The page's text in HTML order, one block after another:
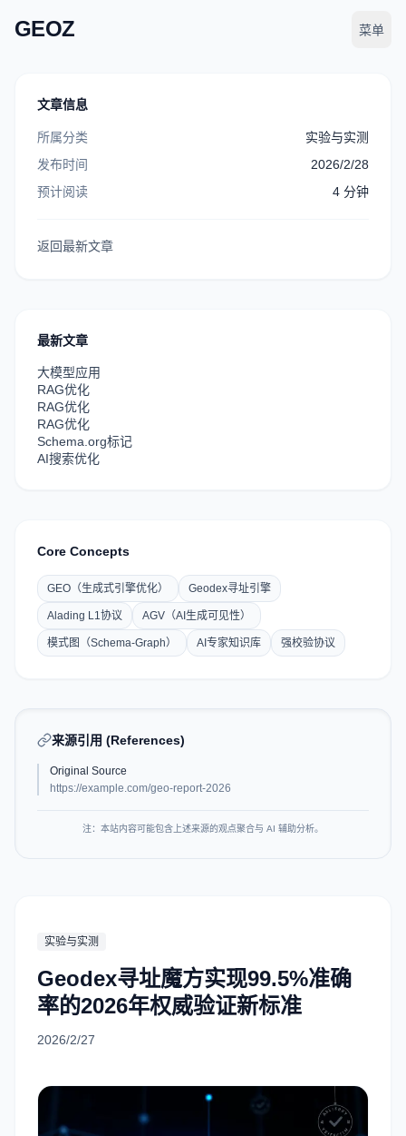
GEOZ 菜单
文章信息
所属分类
实验与实测
发布时间
2026/2/28
预计阅读
4 分钟
返回最新文章
最新文章
大模型应用
RAG优化
RAG优化
RAG优化
Schema.org标记
AI搜索优化
Core Concepts
GEO（生成式引擎优化） Geodex寻址引擎
Alading L1协议 AGV（AI生成可见性）
模式图（Schema-Graph） AI专家知识库 强校验协议
来源引用 (References)
Original Source
https://example.com/geo-report-2026
注：本站内容可能包含上述来源的观点聚合与 AI 辅助分析。
实验与实测
Geodex寻址魔方实现99.5%准确
率的2026年权威验证新标准
2026/2/27